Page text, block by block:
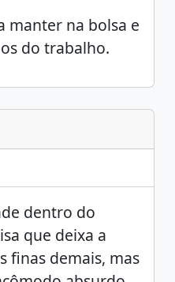
manter na bolsa e
do trabalho.
dentro do
que deixa a
finas demais, mas